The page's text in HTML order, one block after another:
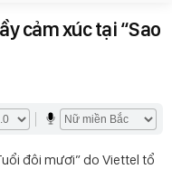
cảm xúc tại “Sao
đôi mươi” do Viettel tổ